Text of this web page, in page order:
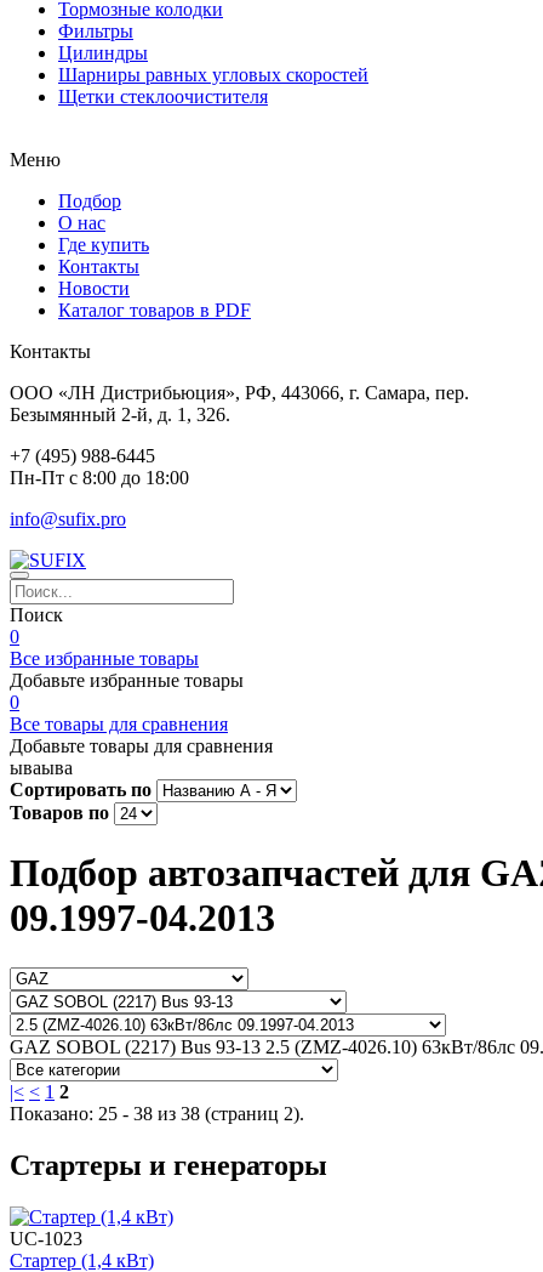
Тормозные колодки
Фильтры
Цилиндры
Шарниры равных угловых скоростей
Щетки стеклоочистителя
Меню
Подбор
О нас
Где купить
Контакты
Новости
Каталог товаров в PDF
Контакты
ООО «ЛН Дистрибьюция», РФ, 443066, г. Самара, пер.
Безымянный 2-й, д. 1, 326.
+7 (495) 988-6445
Пн-Пт с 8:00 до 18:00
info@sufix.pro
Поиск
0
Все избранные товары
Добавьте избранные товары
0
Все товары для сравнения
Добавьте товары для сравнения
ываыва
Сортировать по
Товаров по
Подбор автозапчастей для
09.1997-04.2013
GAZ SOBOL (2217) Bus 93-13 2.5 (ZMZ-4026.10) 63кВт/86лс
|< < 1 2
Показано: 25 - 38 из 38 (страниц 2).
Стартеры и генераторы
UC-1023
Стартер (1,4 кВт)